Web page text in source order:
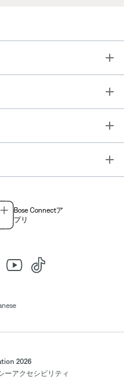
Bose Connectア
プリ
2026
ーアクセシビリティ